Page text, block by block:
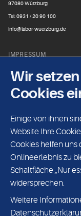
97080 Würzburg
Tel: 0931 / 20 90 100
info@labor-wuerzburg.de
IMPRESSUM
Fax: 0931 / 20 90 222
DATENSCHUTZ
Mikrobiologie
Fax: 0931 / 20 90 223
Wir
Cookies
Einige von ihnen
Website Ihre
Cookies helfen uns
Onlineerlebnis zu
Schaltfläche „Nur
widersprechen.
Weitere